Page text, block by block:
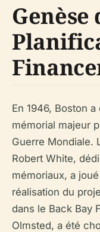
En 1946, Boston
mémorial majeur
Guerre Mondiale.
Robert White,
mémoriaux, a
réalisation du
dans le Back Bay
Olmsted, a été